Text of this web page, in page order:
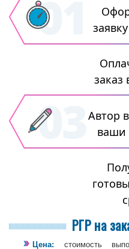
заказ
Автор
ваши
РГР на
Цена: стоимость